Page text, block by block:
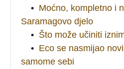
• Moćno, kompletno i
Saramagovo djelo
• Što može učiniti
• Eco se nasmijao
samome sebi